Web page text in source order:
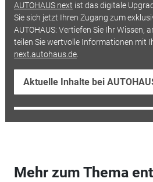
AUTOHAUS next ist das digitale
Sie sich jetzt Ihren Zugang zum
AUTOHAUS: Vertiefen Sie Ihr Wissen,
teilen Sie wertvolle Informationen mit
next.autohaus.de.
Aktuelle Inhalte bei
Mehr zum Thema